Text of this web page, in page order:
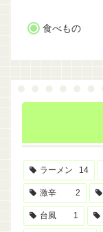
食べもの
ラーメン 14
激辛 2
台風 1